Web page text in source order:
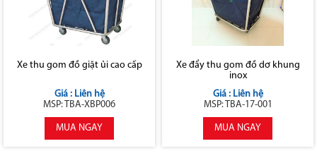
Xe thu gom đồ giặt ủi cao cấp
Giá : Liên hệ
MSP: TBA-XBP006
MUA NGAY
Xe đẩy thu gom đồ dơ khung
inox
Giá : Liên hệ
MSP: TBA-17-001
MUA NGAY